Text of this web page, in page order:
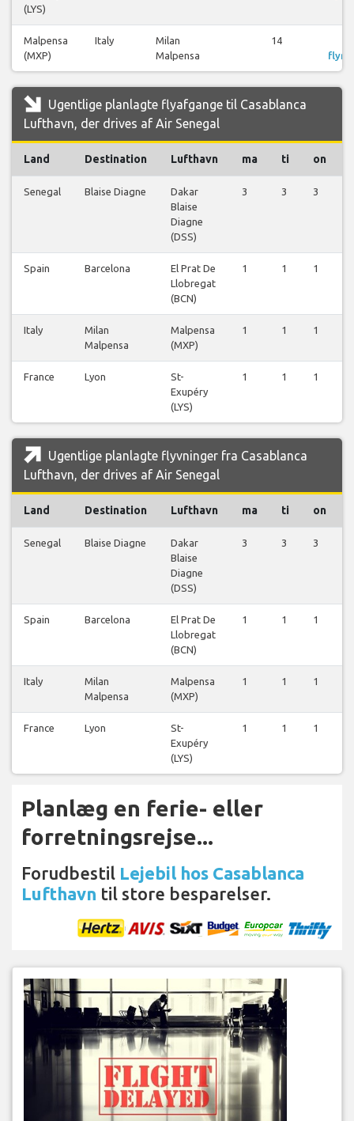
(LYS)
Malpensa
(MXP)
Italy
Milan
Malpensa
14
Ugentlige planlagte flyafgange til Casablanca
Lufthavn, der drives af Air Senegal
Land Destination Lufthavn ma ti on
Senegal Blaise Diagne
Dakar
Blaise
Diagne
(DSS)
3 3 3
Spain Barcelona
El Prat De
Llobregat
(BCN)
1 1 1
Italy
Milan
Malpensa
Malpensa
(MXP)
1 1 1
France Lyon
St-
Exupéry
(LYS)
1 1 1
Ugentlige planlagte flyvninger fra Casablanca
Lufthavn, der drives af Air Senegal
Land Destination Lufthavn ma ti on
Senegal Blaise Diagne
Dakar
Blaise
Diagne
(DSS)
3 3 3
Spain Barcelona
El Prat De
Llobregat
(BCN)
1 1 1
Italy
Milan
Malpensa
Malpensa
(MXP)
1 1 1
France Lyon
St-
Exupéry
(LYS)
1 1 1
Planlæg en ferie- eller
forretningsrejse...
Forudbestil Lejebil hos Casablanca
Lufthavn til store besparelser.